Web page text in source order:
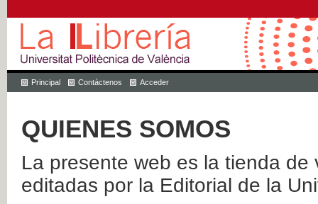
Principal Contáctenos Acceder
QUIENES SOMOS
La presente web es la tienda
editadas por la Editorial de la